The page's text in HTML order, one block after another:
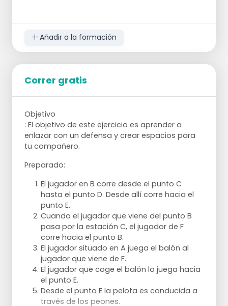
un derecho. Puedes elegir jugar un golpe de
revés o de derecha.
Se trata de un ejercicio complicado en el
que el momento del pase y el lugar en el
que se juega el balón son muy
importantes.
Cuando se juega desde el punto B, es
importante que el balón no se juegue
perpendicularmente, sino que el jugador ya
ha desviado y recibe el balón por detrás de
La visión de los jugadores que corren del
punto D al E debe ser tal que puedan ver
tanto al jugador con el balón como la
portería
Al establecer la situación completa, la
izquierda y la derecha deben estar atentas
a quién es el siguiente y hacia dónde se
debe jugar el balón
El portero recibe los balones
alternativamente por la derecha y por la
izquierda, por lo que debe tener tiempo
para desplazarse
Variaciones:
En lugar de disparar a la portería, también
puedes meter el balón.
El jugador 2 puede jugar y pasar en lugar de
coger el balón.
Añadir a la formación
Correr gratis
Objetivo
: El objetivo de este ejercicio es aprender a
enlazar con un defensa y crear espacios para
tu compañero.
Preparado:
El jugador en B corre desde el punto C
hasta el punto D. Desde allí corre hacia el
punto E.
Cuando el jugador que viene del punto B
pasa por la estación C, el jugador de F
corre hacia el punto B.
El jugador situado en A juega el balón al
jugador que viene de F.
El jugador que coge el balón lo juega hacia
el punto E.
Desde el punto E la pelota es conducida a
través de los peones.